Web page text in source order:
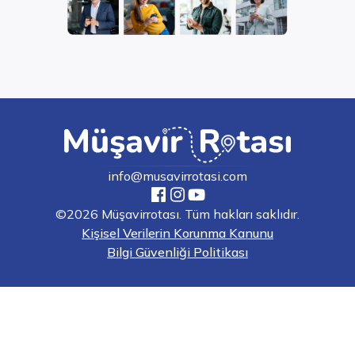
info@musavirrotasi.com
©2026 Müşavirrotası. Tüm hakları saklıdır.
Kişisel Verilerin Korunma Kanunu
Bilgi Güvenliği Politikası